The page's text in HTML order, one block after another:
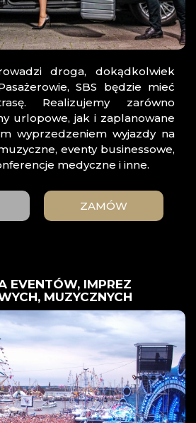
droga, dokądkolwiek
SBS będzie mieć
Realizujemy zarówno
urlopowe, jak i zaplanowane
wyprzedzeniem wyjazdy na
eventy businessowe,
medyczne i inne.
ZAMÓW
EVENTÓW, IMPREZ
MUZYCZNYCH